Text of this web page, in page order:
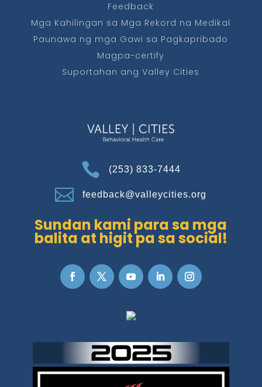
Feedback
Mga Kahilingan sa Mga Rekord na Medikal
Paunawa ng mga Gawi sa Pagkapribado
Magpa-certify
Suportahan ang Valley Cities
 (253) 833-7444
 feedback@valleycities.org
Sundan kami para sa mga
balita at higit pa sa social!